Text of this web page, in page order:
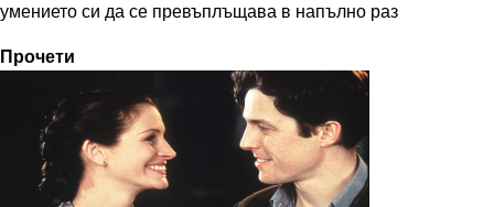
умението си да се превъплъщава в напълно раз
Прочети